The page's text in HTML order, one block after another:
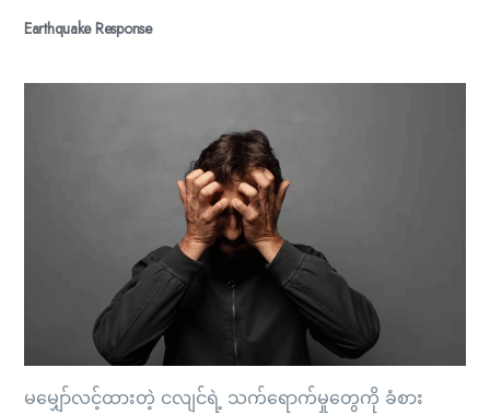
Earthquake Response
မမျှော်လင့်ထားတဲ့ ငလျင်ရဲ့ သက်ရောက်မှုတွေကို ခံစား